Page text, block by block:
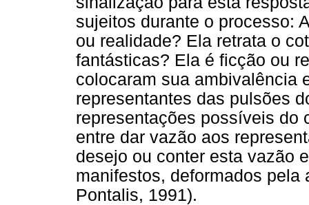
sujeitos durante o processo:
ou realidade? Ela retrata o
fantásticas? Ela é ficção ou
colocaram sua ambivalência
representantes das pulsões
representações possíveis do
entre dar vazão aos
desejo ou conter esta vazão
manifestos, deformados pela
Pontalis, 1991).